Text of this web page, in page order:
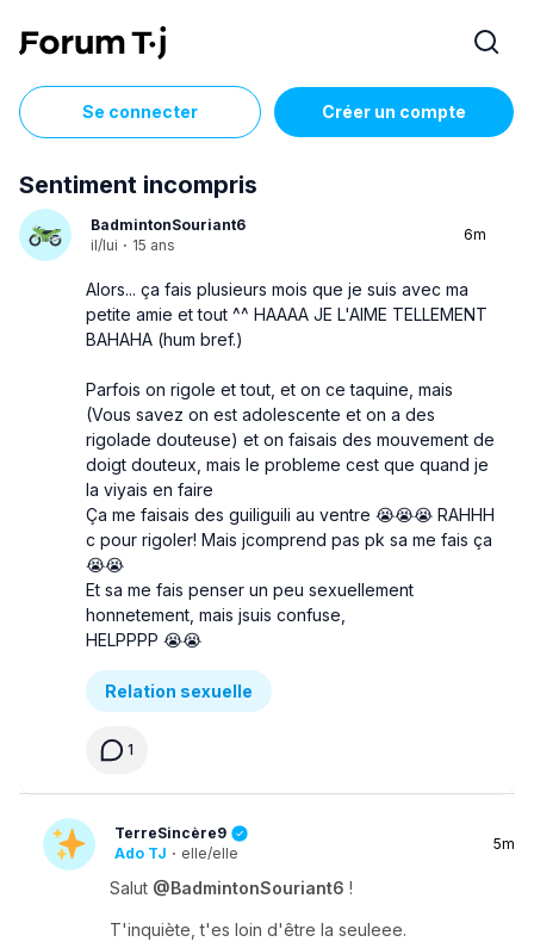
Se connecter Créer un compte
Sentiment incompris
BadmintonSouriant6
il/lui · 15 ans
6m
Alors... ça fais plusieurs mois que je suis avec ma
petite amie et tout ^^ HAAAA JE L'AIME TELLEMENT
BAHAHA (hum bref.)
Parfois on rigole et tout, et on ce taquine, mais
(Vous savez on est adolescente et on a des
rigolade douteuse) et on faisais des mouvement de
doigt douteux, mais le probleme cest que quand je
la viyais en faire
Ça me faisais des guiliguili au ventre 😭😭😭 RAHHH
c pour rigoler! Mais jcomprend pas pk sa me fais ça
😭😭
Et sa me fais penser un peu sexuellement
honnetement, mais jsuis confuse,
HELPPPP 😭😭
Relation sexuelle
1
TerreSincère9
Ado TJ · elle/elle
5m
Salut @BadmintonSouriant6 !
T'inquiète, t'es loin d'être la seuleee.